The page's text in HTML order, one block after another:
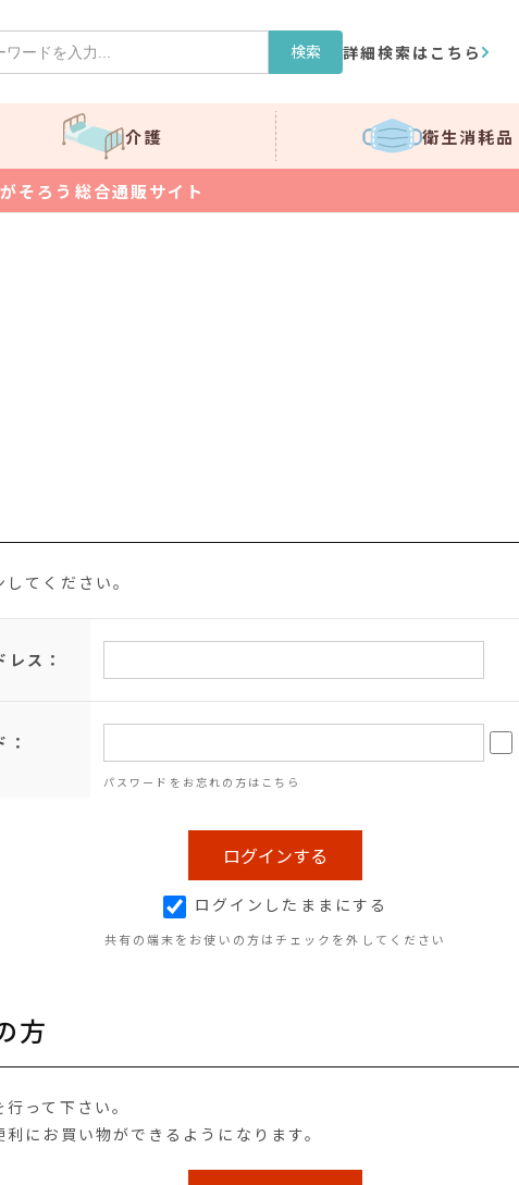
検索 詳細検索はこちら
介護 衛生消耗品
そろう総合通販サイト
てください。
レス：
パスワードをお忘れの方はこちら
ログインしたままにする
共有の端末をお使いの方はチェックを外してください
方
って下さい。
にお買い物ができるようになります。